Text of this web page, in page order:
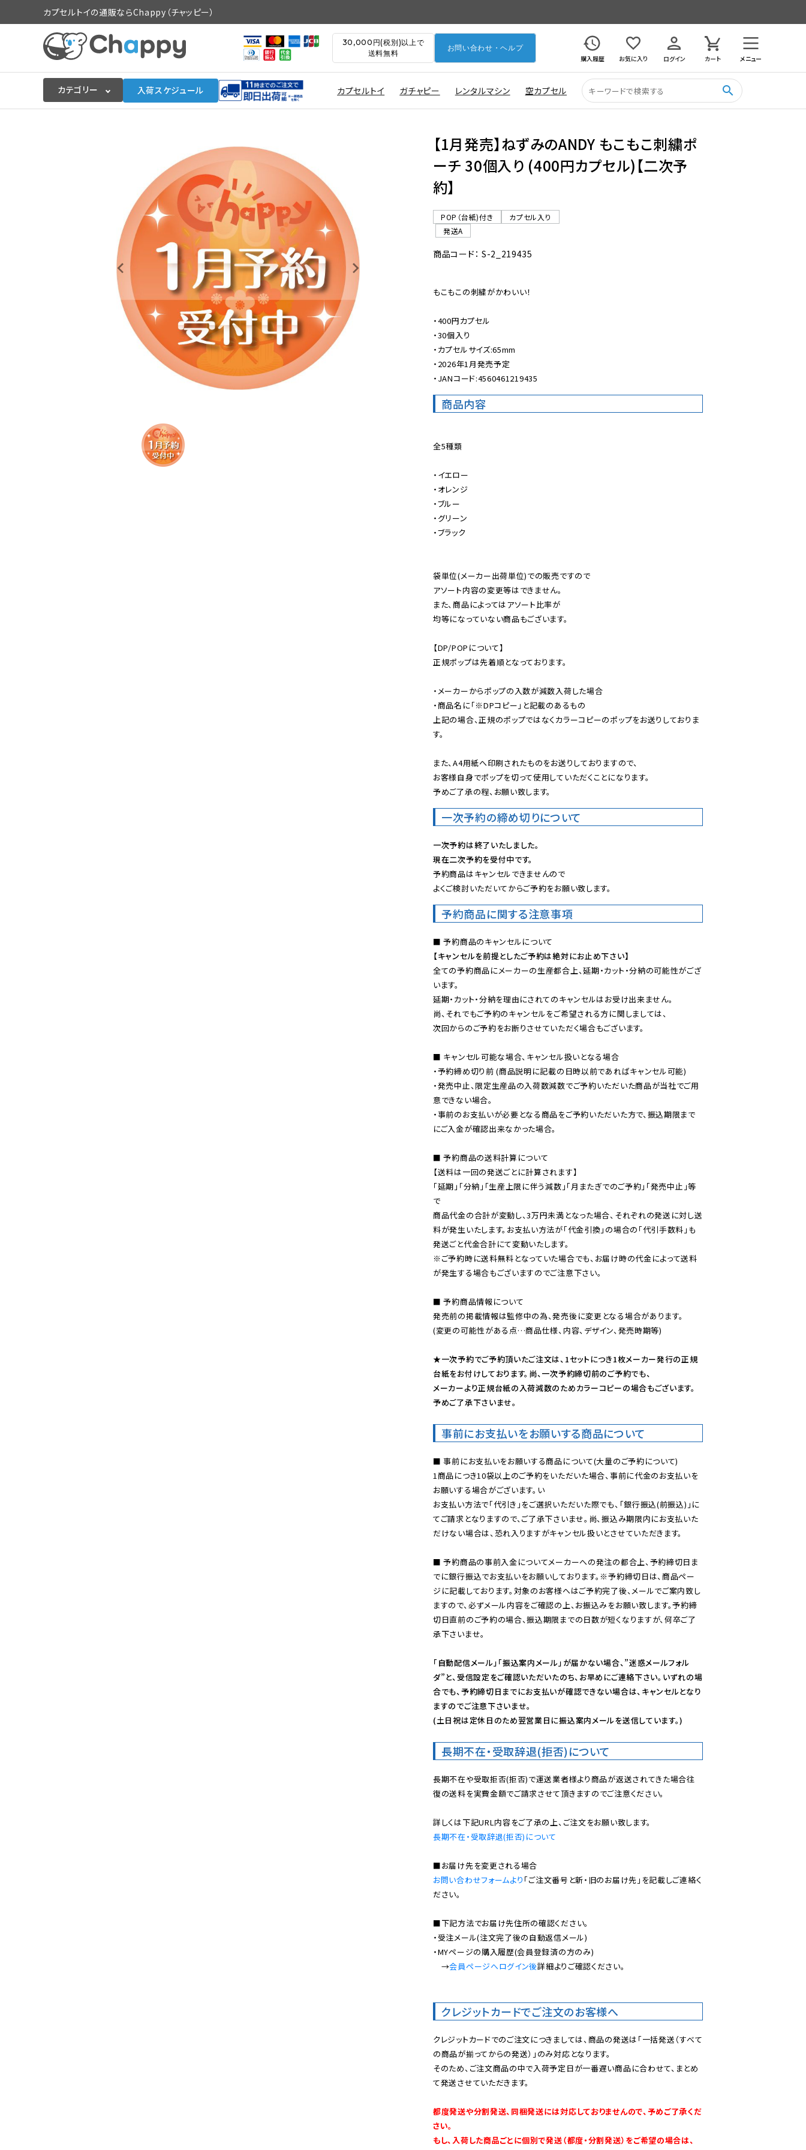
カプセルトイの通販ならChappy（チャッピー）
30,000円(税別)以上で
送料無料
お問い合わせ・ヘルプ
購入履歴
お気に入り ログイン カート メニュー
カテゴリー 入荷スケジュール カプセルトイ ガチャピー レンタルマシン 空カプセル search
【1月発売】ねずみのANDY もこもこ刺繍ポ
ーチ 30個入り (400円カプセル)【二次予
約】
POP（台紙)付き
カプセル入り
発送A
商品コード： S-2_219435
もこもこの刺繍がかわいい！
・400円カプセル
・30個入り
・カプセルサイズ:65mm
・2026年1月発売予定
・JANコード:4560461219435
商品内容
全5種類
・イエロー
・オレンジ
・ブルー
・グリーン
・ブラック
袋単位(メーカー出荷単位)での販売ですので
アソート内容の変更等はできません。
また、商品によってはアソート比率が
均等になっていない商品もございます。
【DP/POPについて】
正規ポップは先着順となっております。
・メーカーからポップの入数が減数入荷した場合
・商品名に「※DPコピー」と記載のあるもの
上記の場合、正規のポップではなくカラーコピーのポップをお送りしておりま
す。
また、A4用紙へ印刷されたものをお送りしておりますので、
お客様自身でポップを切って使用していただくことになります。
予めご了承の程、お願い致します。
一次予約の締め切りについて
一次予約は終了いたしました。
現在二次予約を受付中です。
予約商品はキャンセルできませんので
よくご検討いただいてからご予約をお願い致します。
予約商品に関する注意事項
【キャンセルを前提としたご予約は絶対にお止め下さい】
全ての予約商品にメーカーの生産都合上、延期・カット・分納の可能性がござ
います。
延期・カット・分納を理由にされてのキャンセルはお受け出来ません。
尚、それでもご予約のキャンセルをご希望される方に関しましては、
次回からのご予約をお断りさせていただく場合もございます。
■ キャンセル可能な場合、キャンセル扱いとなる場合
・予約締め切り前 (商品説明に記載の日時以前であればキャンセル可能)
・発売中止、限定生産品の入荷数減数でご予約いただいた商品が当社でご用
意できない場合。
・事前のお支払いが必要となる商品をご予約いただいた方で、振込期限まで
にご入金が確認出来なかった場合。
■ 予約商品の送料計算について
【送料は一回の発送ごとに計算されます】
「延期」「分納」「生産上限に伴う減数」「月またぎでのご予約」「発売中止」等
で
商品代金の合計が変動し、3万円未満となった場合、それぞれの発送に対し送
料が発生いたします。お支払い方法が「代金引換」の場合の「代引手数料」も
※ご予約時に送料無料となっていた場合でも、お届け時の代金によって送料
が発生する場合もございますのでご注意下さい。
■ 予約商品情報について
発売前の掲載情報は監修中の為、発売後に変更となる場合があります。
(変更の可能性がある点…商品仕様、内容、デザイン、発売時期等)
★一次予約でご予約頂いたご注文は、1セットにつき1枚メーカー発行の正規
台紙をお付けしております。尚、一次予約締切前のご予約でも、
メーカーより正規台紙の入荷減数のためカラーコピーの場合もございます。
予めご了承下さいませ。
事前にお支払いをお願いする商品について
■ 事前にお支払いをお願いする商品について(大量のご予約について)
1商品につき10袋以上のご予約をいただいた場合、事前に代金のお支払いを
お願いする場合がございます。い
お支払い方法で「代引き」をご選択いただいた際でも、「銀行振込(前振込)」に
てご請求となりますので、ご了承下さいませ。尚、振込み期限内にお支払いた
だけない場合は、恐れ入りますがキャンセル扱いとさせていただきます。
■ 予約商品の事前入金についてメーカーへの発注の都合上、予約締切日ま
でに銀行振込でお支払いをお願いしております。※予約締切日は、商品ペー
ジに記載しております。対象のお客様へはご予約完了後、メールでご案内致し
ますので、必ずメール内容をご確認の上、お振込みをお願い致します。予約締
切日直前のご予約の場合、振込期限までの日数が短くなりますが、何卒ご了
承下さいませ。
「自動配信メール」「振込案内メール」が届かない場合、”迷惑メールフォル
ダ”と、受信設定をご確認いただいたのち、お早めにご連絡下さい。いずれの場
合でも、予約締切日までにお支払いが確認できない場合は、キャンセルとなり
ますのでご注意下さいませ。
(土日祝は定休日のため翌営業日に振込案内メールを送信しています。)
長期不在・受取辞退(拒否)について
長期不在や受取拒否(拒否)で運送業者様より商品が返送されてきた場合往
復の送料を実費金額でご請求させて頂きますのでご注意ください。
長期不在・受取辞退(拒否)について
お問い合わせフォームより 「ご注文番号と新・旧のお届け先」を記載しご連絡く
ださい。
■下記方法でお届け先住所の確認ください。
・受注メール(注文完了後の自動返信メール)
・MYページの購入履歴(会員登録済の方のみ)
→会員ページへログイン後詳細よりご確認ください。
クレジットカードでご注文のお客様へ
クレジットカードでのご注文につきましては、商品の発送は「一括発送（すべて
の商品が揃ってからの発送）」のみ対応となります。
そのため、ご注文商品の中で入荷予定日が一番遅い商品に合わせて、まとめ
て発送させていただきます。
都度発送や分割発送、同梱発送には対応しておりませんので、予めご了承くだ
さい。
もし、入荷した商品ごとに個別で発送（都度・分割発送）をご希望の場合は、